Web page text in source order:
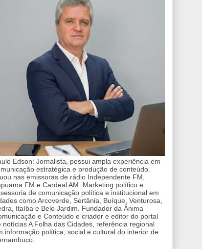
Edson: Jornalista, possui ampla experiência em
estratégica e produção de conteúdo.
nas emissoras de rádio Independente FM,
FM e Cardeal AM. Marketing político e
de comunicação política e institucional em
como Arcoverde, Sertânia, Buíque, Venturosa,
Itaíba e Belo Jardim. Fundador da Ânima
e Conteúdo e criador e editor do portal
notícias A Folha das Cidades, referência regional
informação política, social e cultural do interior de